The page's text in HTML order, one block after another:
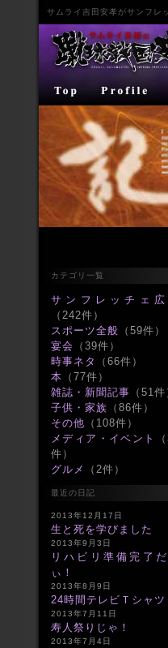
サムライ 吉田安孝がサンフレ
カテゴリ一覧
サンフレッチェ広
（242件）
スポーツ全般 （59件）
宴会
（39件）
時事ネタ
（66件）
本 （77件）
雑誌・新聞記事 （51件
子供・家族 （86件）
その他 （108件）
メディア・イベント
件）
グルメ
（2件）
最近の日記
2013年12月17日
生と死を学びました
2013年9月3日
リハビリ準備完了
ぃ！
2013年8月9日
24時間テレビＴシャツ
2013年7月11日
寿人祭りじゃ！
2013年7月4日